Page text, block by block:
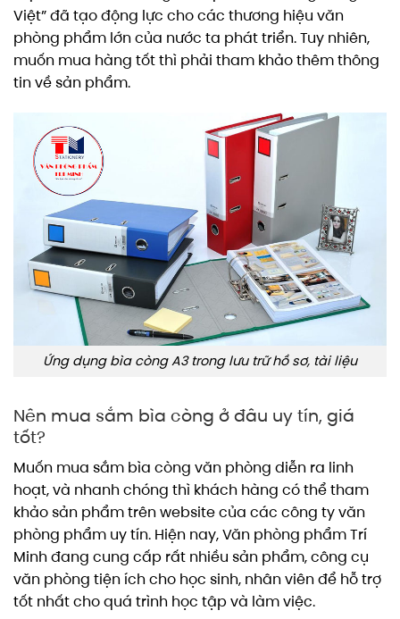
Việt” đã tạo động lực cho các thương hiệu văn
phòng phẩm lớn của nước ta phát triển. Tuy nhiên,
muốn mua hàng tốt thì phải tham khảo thêm thông
tin về sản phẩm.
Ứng dụng bìa còng A3 trong lưu trữ hồ sơ, tài liệu
Nên mua sắm bìa còng ở đâu uy tín, giá
tốt?
Muốn mua sắm bìa còng văn phòng diễn ra linh
hoạt, và nhanh chóng thì khách hàng có thể tham
khảo sản phẩm trên website của các công ty văn
phòng phẩm uy tín. Hiện nay, Văn phòng phẩm Trí
Minh đang cung cấp rất nhiều sản phẩm, công cụ
văn phòng tiện ích cho học sinh, nhân viên để hỗ trợ
tốt nhất cho quá trình học tập và làm việc.